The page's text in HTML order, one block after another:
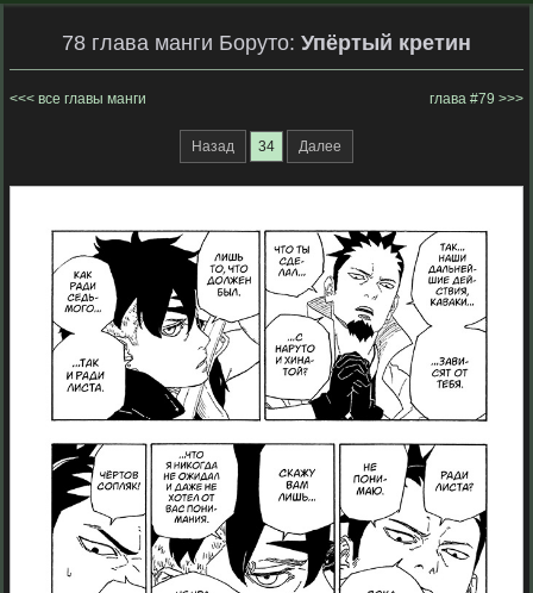
78 глава манги Боруто: Упёртый кретин
все главы манги глава #79
Назад 34 Далее